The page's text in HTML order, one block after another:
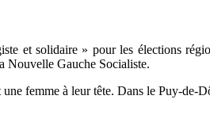
et solidaire » pour les élections
Nouvelle Gauche Socialiste.
femme à leur tête. Dans le Puy-